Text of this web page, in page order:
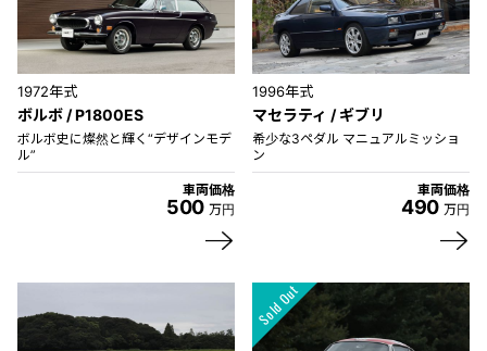
1972年式
ボルボ / P1800ES
ボルボ史に燦然と輝く“デザインモデ
ル”
車両価格
500 万円
1996年式
マセラティ / ギブリ
希少な3ペダル マニュアルミッショ
ン
車両価格
490 万円